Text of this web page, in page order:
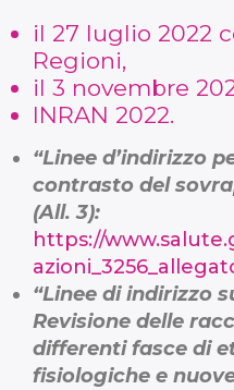
il 27 luglio 2022
Regioni,
il 3 novembre
INRAN 2022.
“Linee d’indirizzo
contrasto del
(All. 3):
https://
“Linee di indirizzo
Revisione delle
differenti fasce di
fisiologiche e